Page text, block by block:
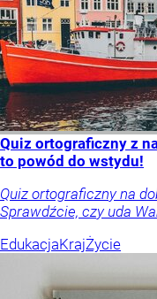
Quiz ortograficzny z
to powód do wstydu!
Quiz ortograficzny na
Sprawdźcie, czy uda
EdukacjaKrajŻycie